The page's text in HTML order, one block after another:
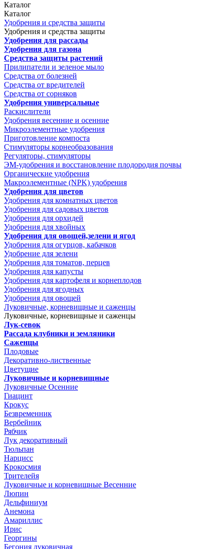
Каталог
Каталог
Удобрения и средства защиты
Удобрения и средства защиты
Удобрения для рассады
Удобрения для газона
Средства защиты растений
Прилипатели и зеленое мыло
Средства от болезней
Средства от вредителей
Средства от сорняков
Удобрения универсальные
Раскислители
Удобрения весенние и осенние
Микроэлементные удобрения
Приготовление компоста
Стимуляторы корнеобразования
Регуляторы, стимуляторы
ЭМ-удобрения и восстановление плодородия почвы
Органические удобрения
Макроэлементные (NPK) удобрения
Удобрения для цветов
Удобрения для комнатных цветов
Удобрения для садовых цветов
Удобрения для орхидей
Удобрения для хвойных
Удобрения для овощей,зелени и ягод
Удобрения для огурцов, кабачков
Удобрение для зелени
Удобрения для томатов, перцев
Удобрения для капусты
Удобрения для картофеля и корнеплодов
Удобрения для ягодных
Удобрения для овощей
Луковичные, корневищные и саженцы
Луковичные, корневищные и саженцы
Лук-севок
Рассада клубники и земляники
Саженцы
Плодовые
Декоративно-лиственные
Цветущие
Луковичные и корневищные
Луковичные Осенние
Гиацинт
Крокус
Безвременник
Вербейник
Рябчик
Лук декоративный
Тюльпан
Нарцисс
Крокосмия
Трителейя
Луковичные и корневищные Весенние
Люпин
Дельфиниум
Анемона
Амариллис
Ирис
Георгины
Бегония луковичная